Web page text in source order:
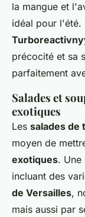
la mangue et
idéal pour l'été.
précocité et sa
parfaitement
Salades et
exotiques
Les salades de
moyen de
exotiques. Une
incluant des
de Versailles,
mais aussi par